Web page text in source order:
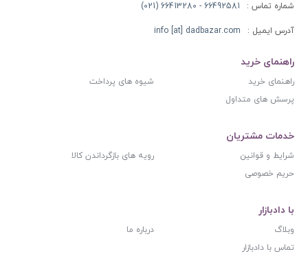
شماره تماس : 66492581 - 66413280 (021)
آدرس ایمیل : info [at] dadbazar.com
راهنمای خرید
راهنمای خرید
شیوه های پرداخت
پرسش های متداول
خدمات مشتریان
شرایط و قوانین
رویه های بازگرداندن کالا
حریم خصوصی
با دادبازار
وبلاگ
درباره ما
تماس با دادبازار